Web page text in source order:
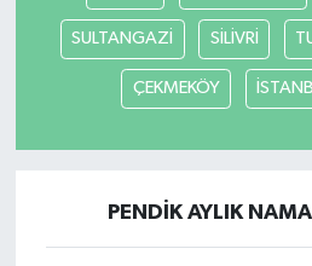
SULTANGAZİ SİLİVRİ
ÇEKMEKÖY
PENDİK AYLIK